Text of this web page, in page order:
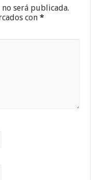
será publicada.
con*